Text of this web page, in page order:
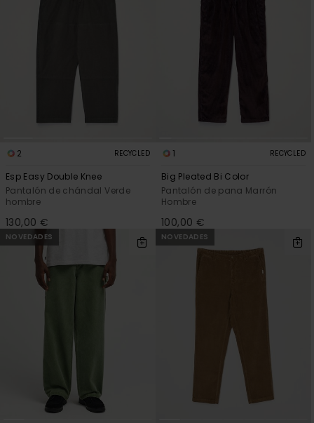
2 RECYCLED
Esp Easy Double Knee
Pantalón de chándal Verde
hombre
130,00 €
1 RECYCLED
Big Pleated Bi Color
Pantalón de pana Marrón
Hombre
100,00 €
NOVEDADES NOVEDADES